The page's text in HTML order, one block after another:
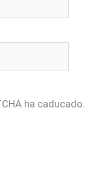
ha caducado.